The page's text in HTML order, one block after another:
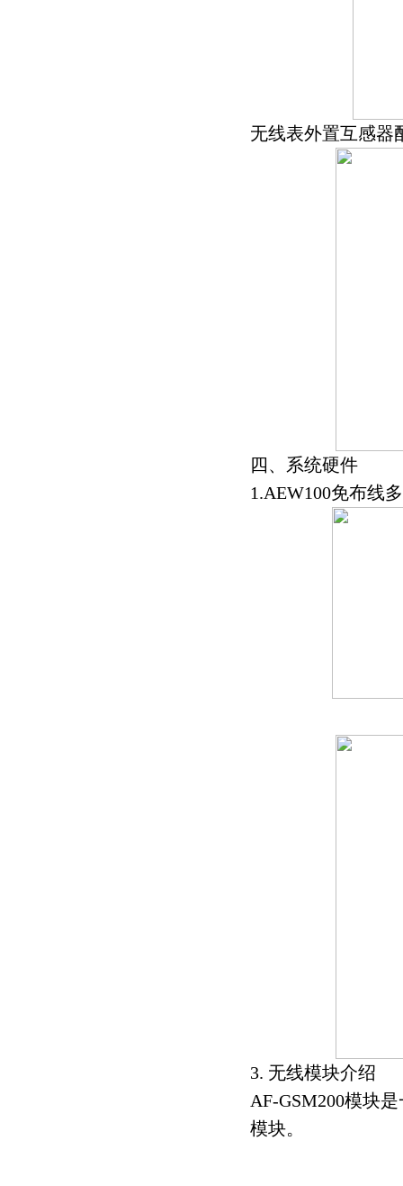
无线表外置互感器
四、系统硬件
1.AEW100免布线
3. 无线模块介绍
AF-GSM200模块
模块。